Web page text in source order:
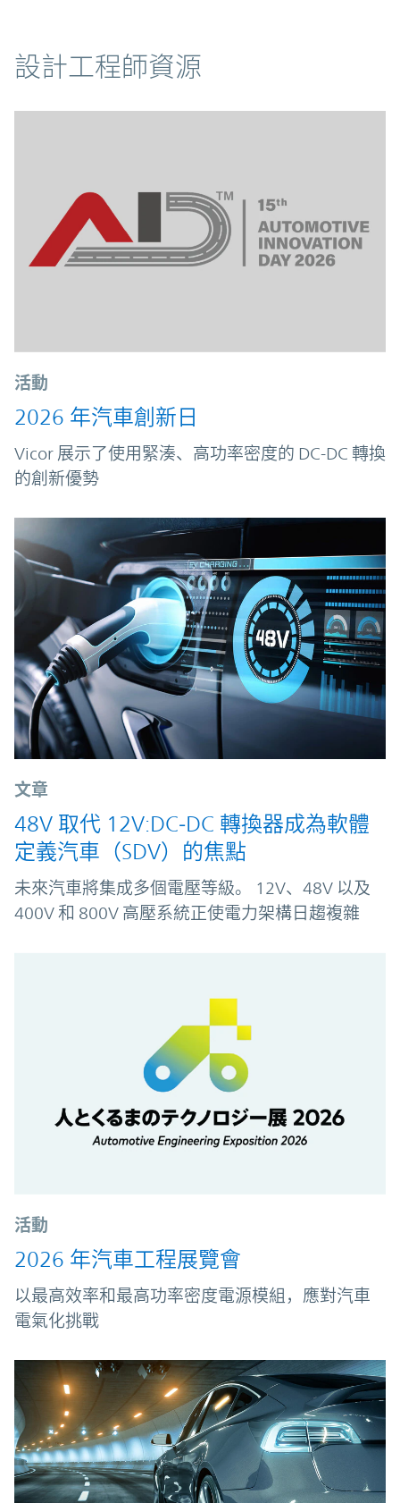
資源
設計工程師資源
活動
2026 年汽車創新日
Vicor 展示了使用緊湊、高功率密度的 DC-DC 轉換
的創新優勢
文章
48V 取代 12V:DC‑DC 轉換器成為軟體
定義汽車（SDV）的焦點
未來汽車將集成多個電壓等級。 12V、48V 以及
400V 和 800V 高壓系統正使電力架構日趨複雜
活動
2026 年汽車工程展覽會
以最高效率和最高功率密度電源模組，應對汽車
電氣化挑戰